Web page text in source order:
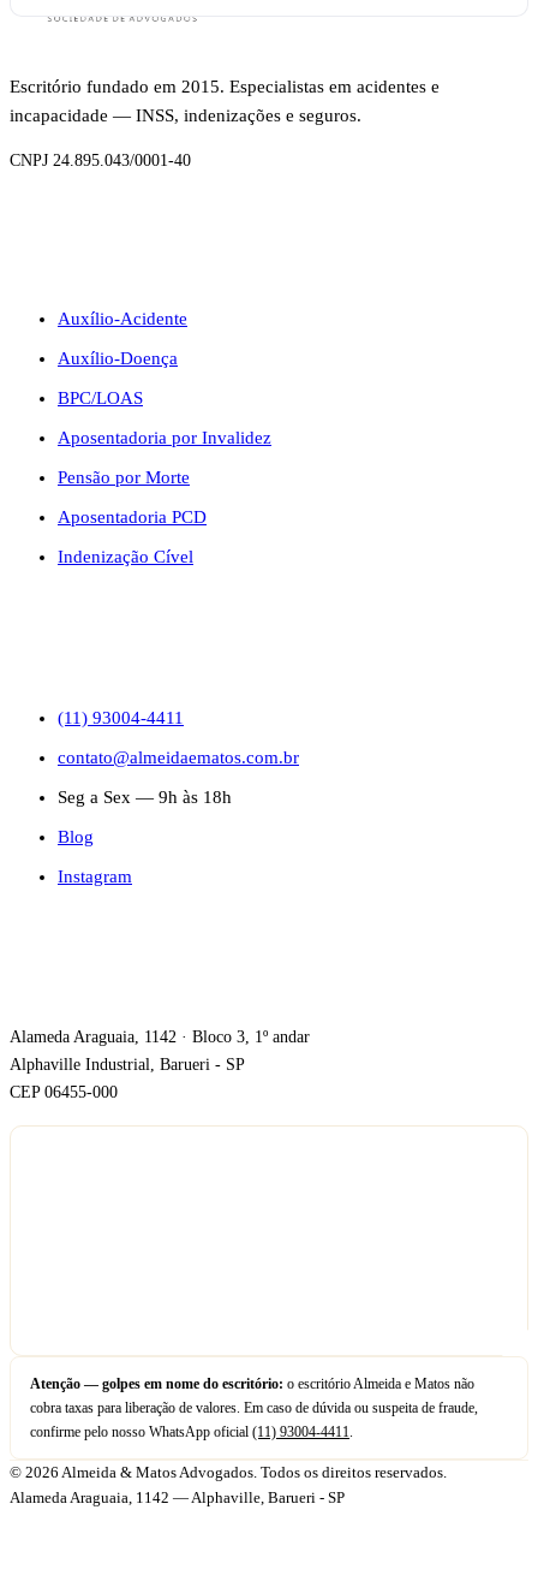
Escritório fundado em 2015. Especialistas em acidentes e
incapacidade — INSS, indenizações e seguros.
CNPJ 24.895.043/0001-40
Auxílio-Acidente
Auxílio-Doença
BPC/LOAS
Aposentadoria por Invalidez
Pensão por Morte
Aposentadoria PCD
Indenização Cível
(11) 93004-4411
contato@almeidaematos.com.br
Seg a Sex — 9h às 18h
Blog
Instagram
Alameda Araguaia, 1142 · Bloco 3, 1º andar
Alphaville Industrial, Barueri - SP
CEP 06455-000
Atenção — golpes em nome do escritório: o escritório Almeida e Matos não
cobra taxas para liberação de valores. Em caso de dúvida ou suspeita de fraude,
confirme pelo nosso WhatsApp oficial (11) 93004-4411
© 2026 Almeida & Matos Advogados. Todos os direitos reservados.
Alameda Araguaia, 1142 — Alphaville, Barueri - SP